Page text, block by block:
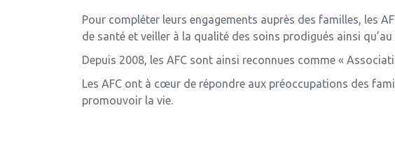
Pour compléter leurs engagements auprès des familles, les
de santé et veiller à la qualité des soins prodigués ainsi
Depuis 2008, les AFC sont ainsi reconnues comme «
Les AFC ont à cœur de répondre aux préoccupations des
promouvoir la vie.